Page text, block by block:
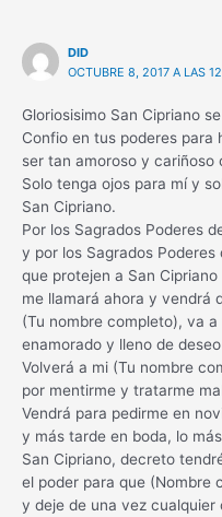
DID
OCTUBRE 8, 2017 A LAS
Gloriosisimo San Cipriano
Confio en tus poderes para
ser tan amoroso y cariñoso
Solo tenga ojos para mí y
San Cipriano.
Por los Sagrados Poderes
y por los Sagrados Poderes
que protejen a San
me llamará ahora y vendrá
(Tu nombre completo), va a
enamorado y lleno de deseo
Volverá a mi (Tu nombre
por mentirme y tratarme
Vendrá para pedirme en
y más tarde en boda, lo
San Cipriano, decreto
el poder para que (Nombre
y deje de una vez